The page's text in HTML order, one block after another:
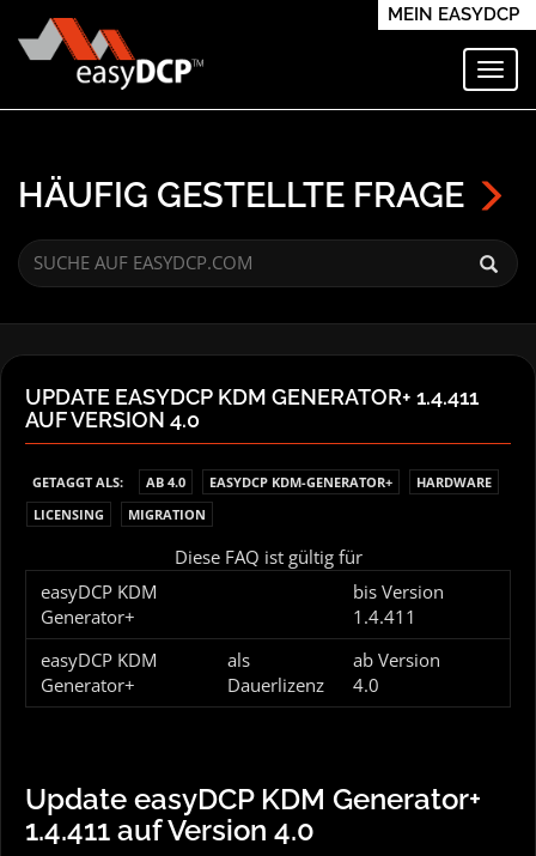
MEIN EASYDCP
HÄUFIG GESTELLTE FRAGE
UPDATE EASYDCP KDM GENERATOR+ 1.4.411
AUF VERSION 4.0
GETAGGT ALS: AB 4.0 EASYDCP KDM-GENERATOR+
HARDWARE
LICENSING
MIGRATION
Diese FAQ ist gültig für
easyDCP KDM
Generator+
bis Version
1.4.411
easyDCP KDM
Generator+
als
Dauerlizenz
ab Version
4.0
Update easyDCP KDM Generator+
1.4.411 auf Version 4.0